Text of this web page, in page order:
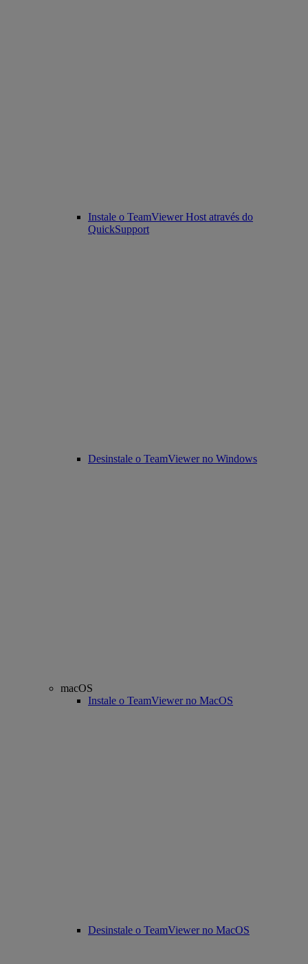
Instale o TeamViewer Host através do
QuickSupport
Desinstale o TeamViewer no Windows
macOS
Instale o TeamViewer no MacOS
Desinstale o TeamViewer no MacOS